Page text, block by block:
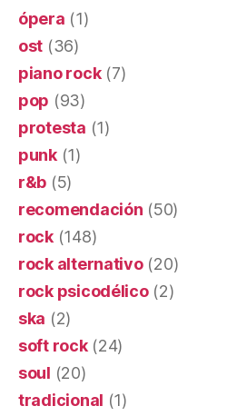
ópera (1)
ost (36)
piano rock(7)
pop (93)
protesta (1)
punk(1)
r&b (5)
recomendación (50)
rock(148)
rock alternativo(20)
rock psicodélico(2)
ska (2)
soft rock(24)
soul (20)
tradicional (1)